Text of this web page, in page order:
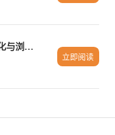
谷歌浏览器缓存优化与浏览速度提升完整教程
立即阅读